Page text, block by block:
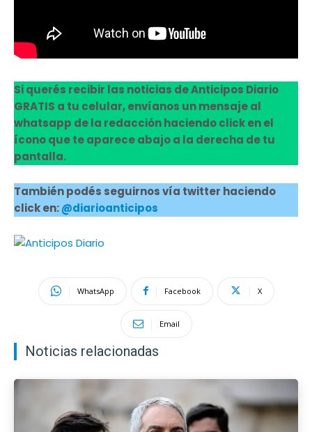
Si querés recibir las noticias de Anticipos Diario
GRATIS a tu celular, envíanos un mensaje al
whatsapp de la redacción haciendo click en el
ícono que te aparece abajo a la derecha de tu
pantalla.
También podés seguirnos vía twitter haciendo
click en:@diarioanticipos
WhatsApp Facebook X
Email
Noticias relacionadas